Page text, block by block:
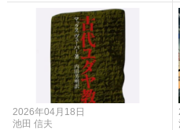
2026年04月18日
池田 信夫